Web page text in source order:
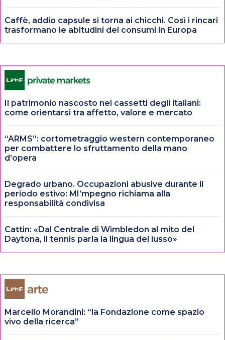
Caffè, addio capsule si torna ai chicchi. Così i rincari
trasformano le abitudini dei consumi in Europa
Il patrimonio nascosto nei cassetti degli italiani:
come orientarsi tra affetto, valore e mercato
“ARMS”: cortometraggio western contemporaneo
per combattere lo sfruttamento della mano
d’opera
Degrado urbano. Occupazioni abusive durante il
periodo estivo: MI’mpegno richiama alla
responsabilità condivisa
Cattin: «Dal Centrale di Wimbledon al mito del
Daytona, il tennis parla la lingua del lusso»
Marcello Morandini: “la Fondazione come spazio
vivo della ricerca”